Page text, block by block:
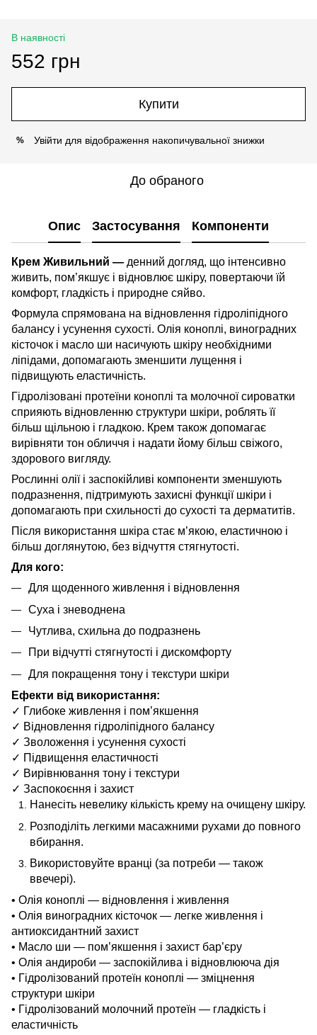
В наявності
552 грн
Купити
% Увійти для відображення накопичувальної знижки
До обраного
Опис Застосування Компоненти
Крем Живильний — денний догляд, що інтенсивно
живить, пом’якшує і відновлює шкіру, повертаючи їй
комфорт, гладкість і природне сяйво.
Формула спрямована на відновлення гідроліпідного
балансу і усунення сухості. Олія коноплі, виноградних
кісточок і масло ши насичують шкіру необхідними
ліпідами, допомагають зменшити лущення і
підвищують еластичність.
Гідролізовані протеїни коноплі та молочної сироватки
сприяють відновленню структури шкіри, роблять її
більш щільною і гладкою. Крем також допомагає
вирівняти тон обличчя і надати йому більш свіжого,
здорового вигляду.
Рослинні олії і заспокійливі компоненти зменшують
подразнення, підтримують захисні функції шкіри і
допомагають при схильності до сухості та дерматитів.
Після використання шкіра стає м’якою, еластичною і
більш доглянутою, без відчуття стягнутості.
Для кого:
Для щоденного живлення і відновлення
Суха і зневоднена
Чутлива, схильна до подразнень
При відчутті стягнутості і дискомфорту
Для покращення тону і текстури шкіри
Ефекти від використання:
✓ Глибоке живлення і пом’якшення
✓ Відновлення гідроліпідного балансу
✓ Зволоження і усунення сухості
✓ Підвищення еластичності
✓ Вирівнювання тону і текстури
✓ Заспокоєння і захист
Нанесіть невелику кількість крему на очищену шкіру.
Розподіліть легкими масажними рухами до повного
вбирання.
Використовуйте вранці (за потреби — також
ввечері).
• Олія коноплі — відновлення і живлення
• Олія виноградних кісточок — легке живлення і
антиоксидантний захист
• Масло ши — пом’якшення і захист бар’єру
• Олія андироби — заспокійлива і відновлююча дія
• Гідролізований протеїн коноплі — зміцнення
структури шкіри
• Гідролізований молочний протеїн — гладкість і
еластичність